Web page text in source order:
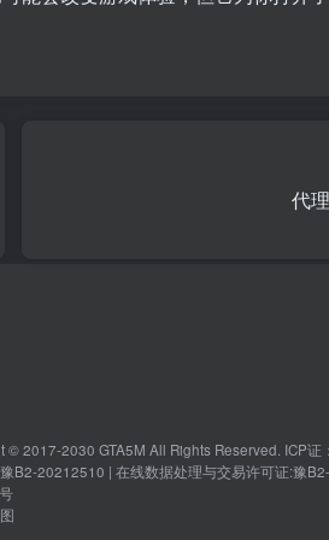
代
© 2017-2030 GTA5M All Rights Reserved. ICP
B2-20212510 | 在线数据处理与交易许可证:豫